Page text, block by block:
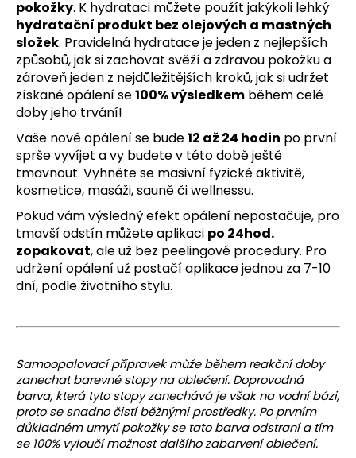
pokožky. K hydrataci můžete použít jakýkoli lehký
hydratační produkt bez olejových a mastných
složek. Pravidelná hydratace je jeden z nejlepších
způsobů, jak si zachovat svěží a zdravou pokožku a
zároveň jeden z nejdůležitějších kroků, jak si udržet
získané opálení se100% výsledkem během celé
doby jeho trvání!
Vaše nové opálení se bude12 až 24 hodin po první
sprše vyvíjet a vy budete v této době ještě
tmavnout. Vyhněte se masivní fyzické aktivitě,
kosmetice, masáži, sauně či wellnessu.
Pokud vám výsledný efekt opálení nepostačuje, pro
tmavší odstín můžete aplikaci po 24hod.
zopakovat, ale už bez peelingové procedury. Pro
udržení opálení už postačí aplikace jednou za 7-10
dní, podle životního stylu.
Samoopalovací přípravek může během reakční doby
zanechat barevné stopy na oblečení. Doprovodná
barva, která tyto stopy zanechává je však na vodní bázi,
proto se snadno čistí běžnými prostředky. Po prvním
důkladném umytí pokožky se tato barva odstraní a tím
se 100% vyloučí možnost dalšího zabarvení oblečení.